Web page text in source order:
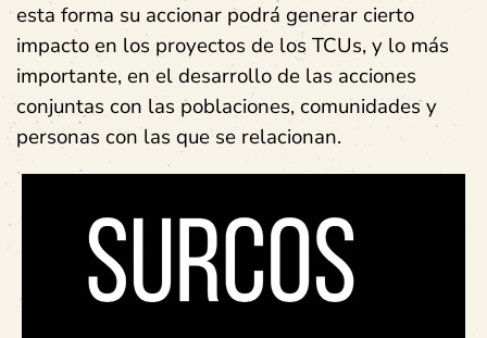
esta forma su accionar podrá generar cierto
impacto en los proyectos de los TCUs, y lo más
importante, en el desarrollo de las acciones
conjuntas con las poblaciones, comunidades y
personas con las que se relacionan.